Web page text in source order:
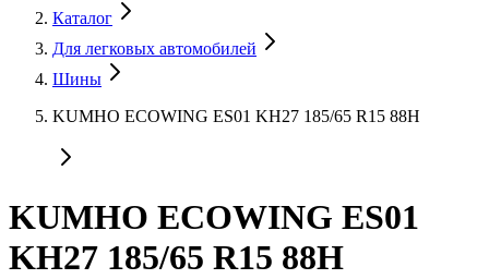
Каталог
Для легковых автомобилей
Шины
KUMHO ECOWING ES01 KH27 185/65 R15 88H
KUMHO ECOWING ES01
KH27 185/65 R15 88H